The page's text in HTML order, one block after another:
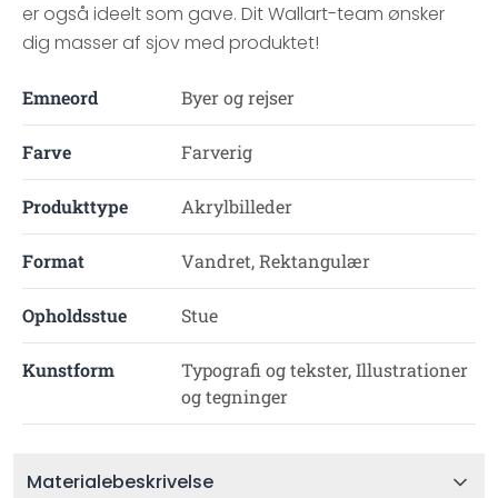
er også ideelt som gave. Dit Wallart-team ønsker
dig masser af sjov med produktet!
Emneord Byer og rejser
Farve Farverig
Produkttype Akrylbilleder
Format Vandret, Rektangulær
Opholdsstue Stue
Kunstform
Typografi og tekster, Illustrationer
og tegninger
Materialebeskrivelse